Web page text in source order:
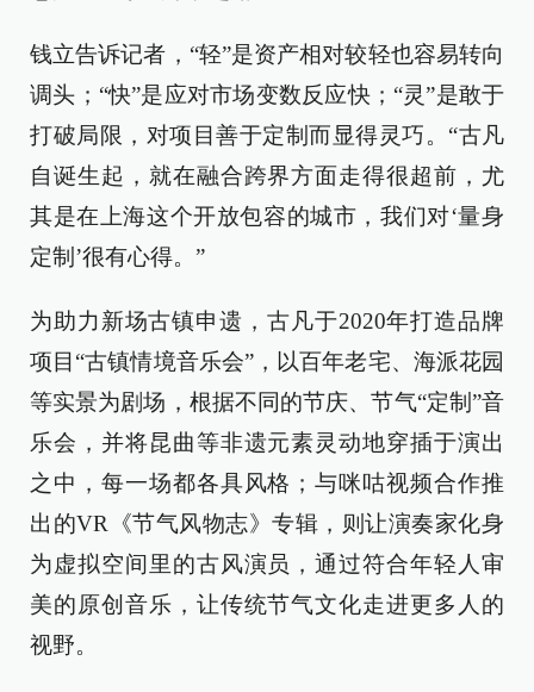
钱立告诉记者，“轻”是资产相对较轻也容易转向
调头；“快”是应对市场变数反应快；“灵”是敢于
打破局限，对项目善于定制而显得灵巧。“古凡
自诞生起，就在融合跨界方面走得很超前，尤
其是在上海这个开放包容的城市，我们对‘量身
定制’很有心得。”
为助力新场古镇申遗，古凡于2020年打造品牌
项目“古镇情境音乐会”，以百年老宅、海派花园
等实景为剧场，根据不同的节庆、节气“定制”音
乐会，并将昆曲等非遗元素灵动地穿插于演出
之中，每一场都各具风格；与咪咕视频合作推
出的VR《节气风物志》专辑，则让演奏家化身
为虚拟空间里的古风演员，通过符合年轻人审
美的原创音乐，让传统节气文化走进更多人的
视野。